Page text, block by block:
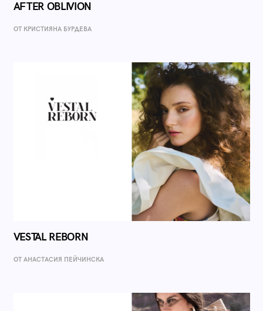
AFTER OBLIVION
ОТ КРИСТИЯНА БУРДЕВА
VESTAL REBORN
ОТ AНАСТАСИЯ ПЕЙЧИНСКА